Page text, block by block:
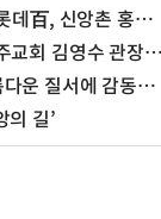
앙촌 홍보사원 방문)
김영수 관장 가족)
질서에 감동받아
의 길’